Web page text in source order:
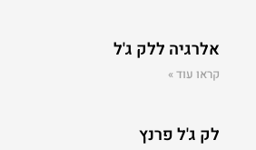
אלרגיה ללק ג'ל
קראו עוד »
לק ג'ל פרנץ